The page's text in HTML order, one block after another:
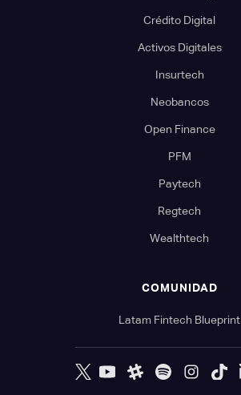
Crédito Digital
Activos Digitales
Insurtech
Neobancos
Open Finance
PFM
Paytech
Regtech
Wealthtech
COMUNIDAD
Latam Fintech Blueprint